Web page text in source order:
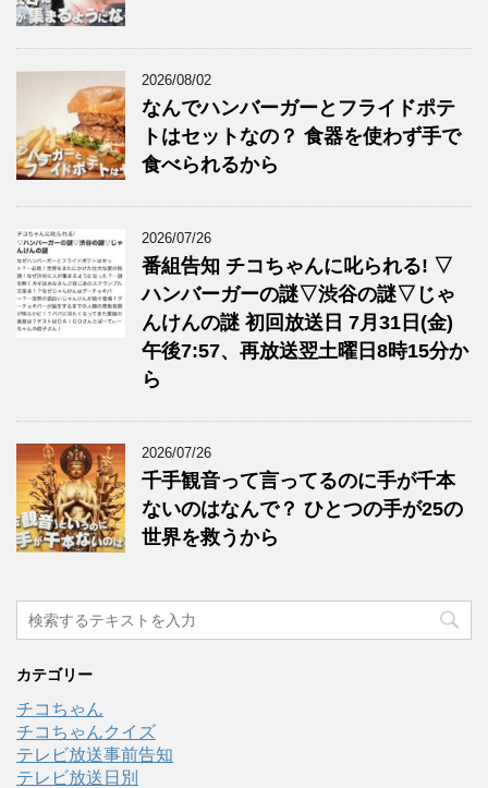
2026/08/02
なんでハンバーガーとフライドポテ
トはセットなの？ 食器を使わず手で
食べられるから
2026/07/26
番組告知 チコちゃんに叱られる! ▽
ハンバーガーの謎▽渋谷の謎▽じゃ
んけんの謎 初回放送日 7月31日(金)
午後7:57、再放送翌土曜日8時15分か
ら
2026/07/26
千手観音って言ってるのに手が千本
ないのはなんで？ ひとつの手が25の
世界を救うから
カテゴリー
チコちゃん
チコちゃんクイズ
テレビ放送事前告知
テレビ放送日別